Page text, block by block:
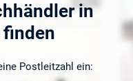
in
finden
Postleitzahl ein: